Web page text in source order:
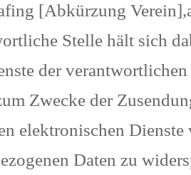
[Abkürzung
Stelle hält sich
der
Zwecke der
elektronischen Dienste
Daten zu